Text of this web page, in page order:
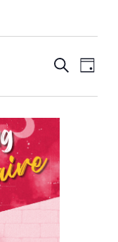
et
de
vues
Recherche
de
Jour